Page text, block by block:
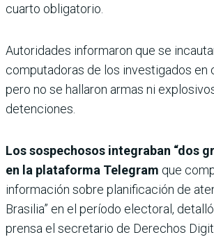
cuarto obligatorio.
Autoridades informaron que se
computadoras de los investigados en
pero no se hallaron armas ni
detenciones.
Los sospechosos integraban “dos
en la plataforma Telegram que
información sobre planificación de
Brasilia” en el período electoral,
prensa el secretario de Derechos